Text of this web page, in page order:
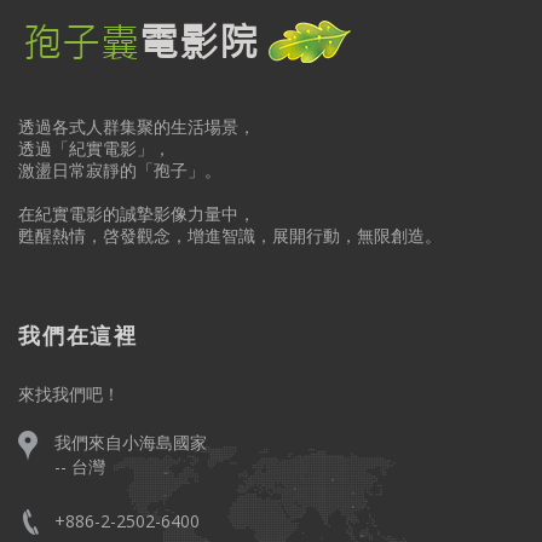
透過各式人群集聚的生活場景，
透過「紀實電影」，
激盪日常寂靜的「孢子」。
在紀實電影的誠摯影像力量中，
甦醒熱情，啓發觀念，增進智識，展開行動，無限創造。
我們在這裡
來找我們吧！
我們來自小海島國家
-- 台灣
+886-2-2502-6400